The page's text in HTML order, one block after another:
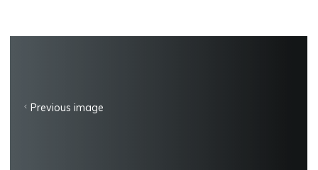
Previous image